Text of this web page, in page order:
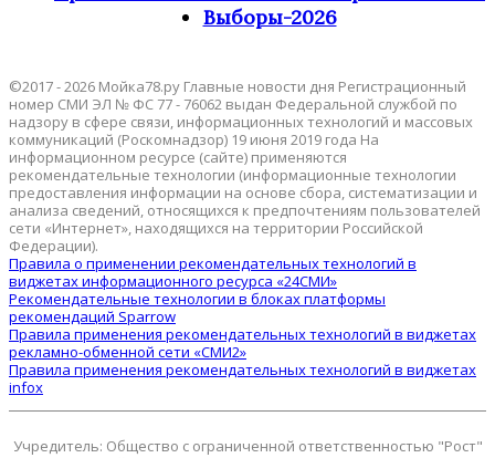
Выборы-2026
©2017 - 2026 Мойка78.ру Главные новости дня Регистрационный
номер СМИ ЭЛ № ФС 77 - 76062 выдан Федеральной службой по
надзору в сфере связи, информационных технологий и массовых
коммуникаций (Роскомнадзор) 19 июня 2019 года На
информационном ресурсе (сайте) применяются
рекомендательные технологии (информационные технологии
предоставления информации на основе сбора, систематизации и
анализа сведений, относящихся к предпочтениям пользователей
сети «Интернет», находящихся на территории Российской
Федерации).
Правила о применении рекомендательных технологий в
виджетах информационного ресурса «24СМИ»
Рекомендательные технологии в блоках платформы
рекомендаций Sparrow
Правила применения рекомендательных технологий в виджетах
рекламно-обменной сети «СМИ2»
Правила применения рекомендательных технологий в виджетах
infox
Учредитель: Общество с ограниченной ответственностью "Рост"